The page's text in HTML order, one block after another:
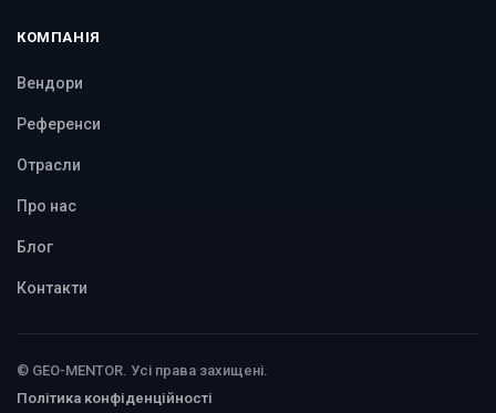
КОМПАНІЯ
Вендори
Референси
Отрасли
Про нас
Блог
Контакти
© GEO-MENTOR. Усі права захищені.
Політика конфіденційності